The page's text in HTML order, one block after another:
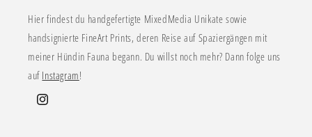
Hier findest du handgefertigte MixedMedia Unikate sowie
handsignierte FineArt Prints, deren Reise auf Spaziergängen mit
meiner Hündin Fauna begann. Du willst noch mehr? Dann folge uns
auf Instagram!
Instagram